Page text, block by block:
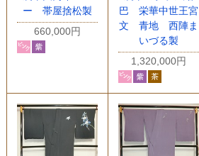
ー 帯屋捨松製
660,000円
巴 栄華中世王宮
文 青地 西陣ま
いづる製
1,320,000円